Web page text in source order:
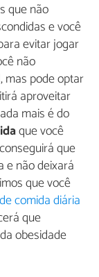
que não
e você
evitar jogar
não
mas pode optar
aproveitar
mais é do
que você
que
e não deixará
que você
comida diária
que
obesidade